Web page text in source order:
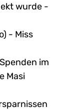
wurde -
- Miss
im
Masi